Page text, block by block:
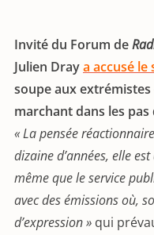
Invité du Forum de
Julien Draya accusé le
soupe aux
marchant dans les pas
« La pensée
dizaine d’années, elle
même que le service
avec des émissions où,
d’expression » qui